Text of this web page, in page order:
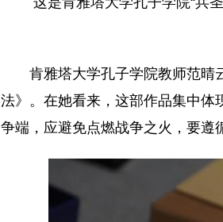
肯雅塔大学孔子学院教师范晴
法》。在她看来，这部作品集中体
争端，应避免点燃战争之火，要遵